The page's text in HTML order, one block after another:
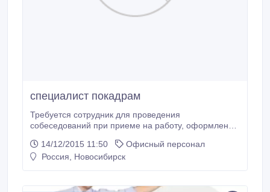
специалист покадрам
Требуется сотрудник для проведения
собеседований при приеме на работу, оформления
Пятидневка, официальное трудоустройство,
стбильный доход без задержек..
14/12/2015 11:50
Офисный персонал
Россия, Новосибирск